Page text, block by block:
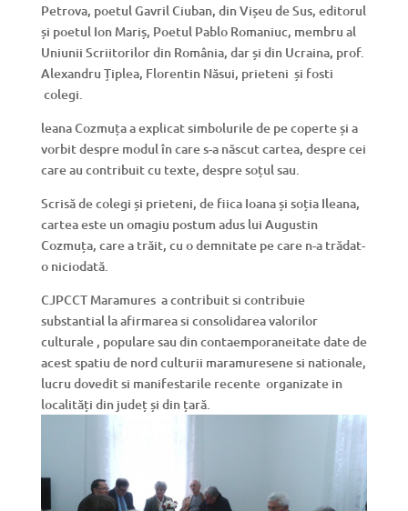
Petrova, poetul Gavril Ciuban, din Vișeu de Sus, editorul
și poetul Ion Mariș, Poetul Pablo Romaniuc, membru al
Uniunii Scriitorilor din România, dar și din Ucraina, prof.
Alexandru Țiplea, Florentin Năsui, prieteni și fosti
colegi.
leana Cozmuța a explicat simbolurile de pe coperte și a
vorbit despre modul în care s-a născut cartea, despre cei
care au contribuit cu texte, despre soțul sau.
Scrisă de colegi și prieteni, de fiica Ioana și soția Ileana,
cartea este un omagiu postum adus lui Augustin
Cozmuța, care a trăit, cu o demnitate pe care n-a trădat-
o niciodată.
CJPCCT Maramures a contribuit si contribuie
substantial la afirmarea si consolidarea valorilor
culturale , populare sau din contaemporaneitate date de
acest spatiu de nord culturii maramuresene si nationale,
lucru dovedit si manifestarile recente organizate in
localități din județ și din țară.